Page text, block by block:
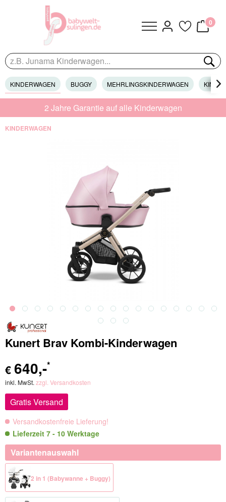
0
KINDERWAGEN BUGGY MEHRLINGSKINDERWAGEN 
2 Jahre Garantie auf alle Kinderwagen
KINDERWAGEN
Kunert Brav Kombi-Kinderwagen
€ 640,-*
inkl. MwSt. zzgl. Versandkosten
Gratis Versand
Versandkostenfreie Lieferung!
Lieferzeit 7 - 10 Werktage
Variantenauswahl
2 in 1 (Babywanne + Buggy)